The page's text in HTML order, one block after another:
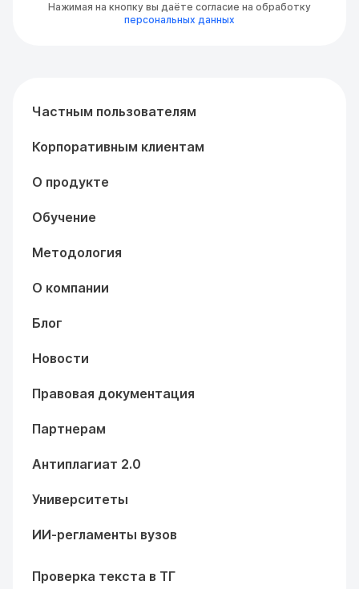
Нажимая на кнопку вы даёте согласие на обработку
персональных данных
Частным пользователям
Корпоративным клиентам
О продукте
Обучение
Методология
О компании
Блог
Новости
Правовая документация
Партнерам
Антиплагиат 2.0
Университеты
ИИ-регламенты вузов
Проверка текста в ТГ